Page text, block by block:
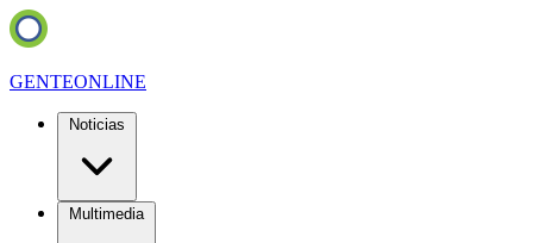
GENTEONLINE
Noticias
Multimedia